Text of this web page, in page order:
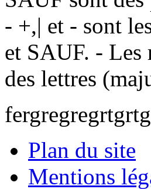
- +,| et - sont
et SAUF. - Les
des lettres
Plan du site
Mentions